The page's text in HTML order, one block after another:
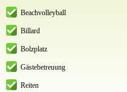
Beachvolleyball
Billard
Bolzplatz
Gästebetreuung
Reiten